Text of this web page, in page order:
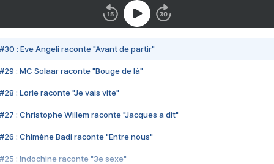
#30 : Eve Angeli raconte "Avant de partir"
#29 : MC Solaar raconte "Bouge de là"
#28 : Lorie raconte "Je vais vite"
#27 : Christophe Willem raconte "Jacques a dit"
#26 : Chimène Badi raconte "Entre nous"
#25 : Indochine raconte "3e sexe"